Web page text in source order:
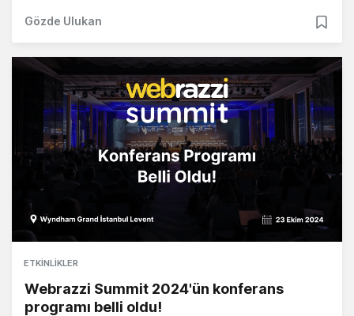
Gözde Ulukan
ETKINLIKLER
Webrazzi Summit 2024'ün konferans
programı belli oldu!